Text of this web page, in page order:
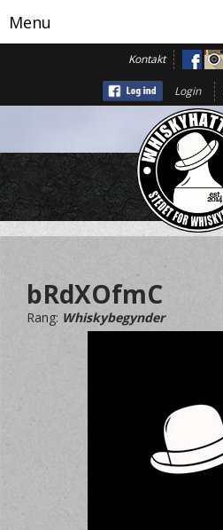
Kontakt
Login
Menu
bRdXOfmC
Rang: Whiskybegynder